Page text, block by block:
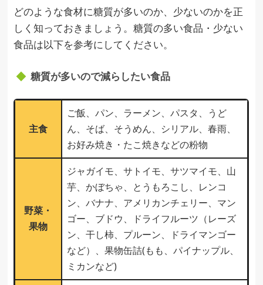
どのような食材に糖質が多いのか、少ないのかを正
しく知っておきましょう。糖質の多い食品・少ない
食品は以下を参考にしてください。
糖質が多いので減らしたい食品
主食
ご飯、パン、ラーメン、パスタ、うど
ん、そば、そうめん、シリアル、春雨、
お好み焼き・たこ焼きなどの粉物
野菜・
果物
ジャガイモ、サトイモ、サツマイモ、山
芋、かぼちゃ、とうもろこし、レンコ
ン、バナナ、アメリカンチェリー、マン
ゴー、ブドウ、ドライフルーツ（レーズ
ン、干し柿、プルーン、ドライマンゴー
など）、果物缶詰(もも、パイナップル、
ミカンなど)